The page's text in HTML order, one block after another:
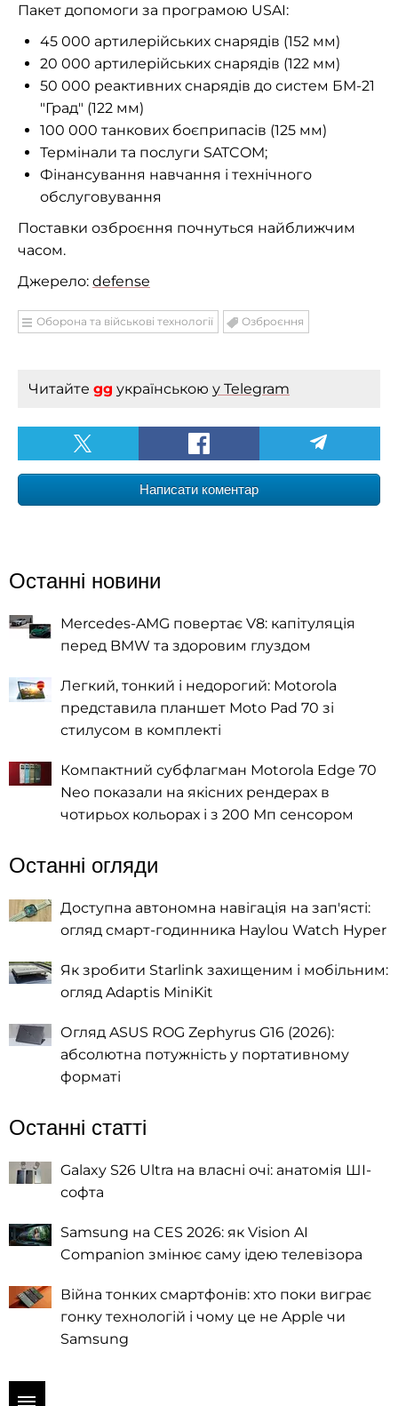
Пакет допомоги за програмою USAI:
45 000 артилерійських снарядів (152 мм)
20 000 артилерійських снарядів (122 мм)
50 000 реактивних снарядів до систем БМ-21
"Град" (122 мм)
100 000 танкових боєприпасів (125 мм)
Термінали та послуги SATCOM;
Фінансування навчання і технічного
обслуговування
Поставки озброєння почнуться найближчим
часом.
Джерело: defense
Оборона та військові технології Озброєння
Читайте gg українською у Telegram
Написати коментар
Останні новини
Mercedes-AMG повертає V8: капітуляція
перед BMW та здоровим глуздом
Легкий, тонкий і недорогий: Motorola
представила планшет Moto Pad 70 зі
стилусом в комплекті
Компактний субфлагман Motorola Edge 70
Neo показали на якісних рендерах в
чотирьох кольорах і з 200 Мп сенсором
Останні огляди
Доступна автономна навігація на зап'ясті:
огляд смарт-годинника Haylou Watch Hyper
Як зробити Starlink захищеним і мобільним:
огляд Adaptis MiniKit
Огляд ASUS ROG Zephyrus G16 (2026):
абсолютна потужність у портативному
форматі
Останні статті
Galaxy S26 Ultra на власні очі: анатомія ШІ-
софта
Samsung на CES 2026: як Vision AI
Companion змінює саму ідею телевізора
Війна тонких смартфонів: хто поки виграє
гонку технологій і чому це не Apple чи
Samsung